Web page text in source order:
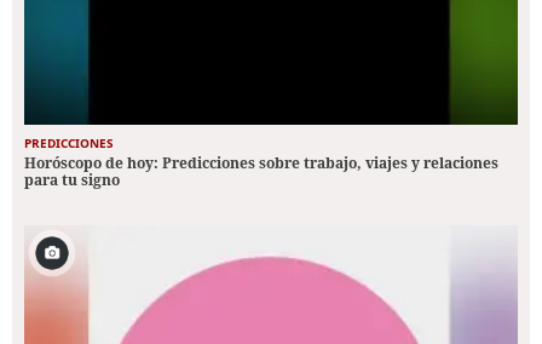
PREDICCIONES
Horóscopo de hoy: Predicciones sobre trabajo, viajes y relaciones
para tu signo